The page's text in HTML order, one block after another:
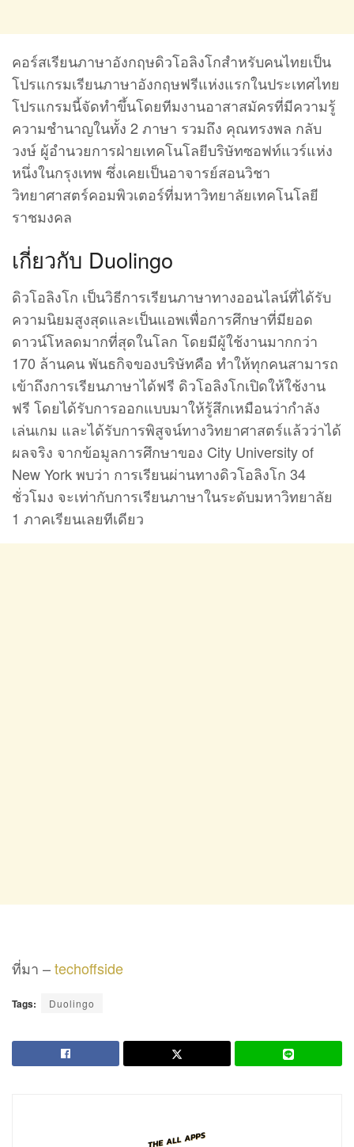
คอร์สเรียนภาษาอังกฤษดิวโอลิงโกสำหรับคนไทยเป็น
โปรแกรมเรียนภาษาอังกฤษฟรีแห่งแรกในประเทศไทย
โปรแกรมนี้จัดทำขึ้นโดยทีมงานอาสาสมัครที่มีความรู้
ความชำนาญในทั้ง 2 ภาษา รวมถึง คุณทรงพล กลับ
วงษ์ ผู้อำนวยการฝ่ายเทคโนโลยีบริษัทซอฟท์แวร์แห่ง
หนึ่งในกรุงเทพ ซึ่งเคยเป็นอาจารย์สอนวิชา
วิทยาศาสตร์คอมพิวเตอร์ที่มหาวิทยาลัยเทคโนโลยี
ราชมงคล
เกี่ยวกับ Duolingo
ดิวโอลิงโก เป็นวิธีการเรียนภาษาทางออนไลน์ที่ได้รับ
ความนิยมสูงสุดและเป็นแอพเพื่อการศึกษาที่มียอด
ดาวน์โหลดมากที่สุดในโลก โดยมีผู้ใช้งานมากกว่า
170 ล้านคน พันธกิจของบริษัทคือ ทำให้ทุกคนสามารถ
เข้าถึงการเรียนภาษาได้ฟรี ดิวโอลิงโกเปิดให้ใช้งาน
ฟรี โดยได้รับการออกแบบมาให้รู้สึกเหมือนว่ากำลัง
เล่นเกม และได้รับการพิสูจน์ทางวิทยาศาสตร์แล้วว่าได้
ผลจริง จากข้อมูลการศึกษาของ City University of
New York พบว่า การเรียนผ่านทางดิวโอลิงโก 34
ชั่วโมง จะเท่ากับการเรียนภาษาในระดับมหาวิทยาลัย
1 ภาคเรียนเลยทีเดียว
ที่มา –techoffside
Tags: Duolingo